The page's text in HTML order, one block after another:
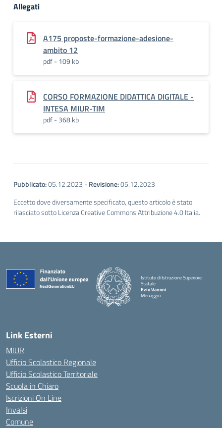
Allegati
A175 proposte-formazione-adesione-
ambito 12
pdf - 109 kb
CORSO FORMAZIONE DIDATTICA DIGITALE -
INTESA MIUR-TIM
pdf - 368 kb
Pubblicato:05.12.2023 -Revisione:05.12.2023
Eccetto dove diversamente specificato, questo articolo è stato
rilasciato sotto Licenza Creative Commons Attribuzione 4.0 Italia.
Istituto di Istruzione Superiore
Statale
Ezio Vanoni
Menaggio
— Visita la pagina iniziale della scuola
Link Esterni
MIUR
Ufficio Scolastico Regionale
Ufficio Scolastico Territoriale
Scuola in Chiaro
Iscrizioni On Line
Invalsi
Comune